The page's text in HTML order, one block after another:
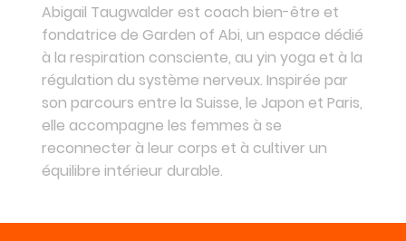
Abigail Taugwalder est coach bien-être et
fondatrice de Garden of Abi, un espace dédié
à la respiration consciente, au yin yoga et à la
régulation du système nerveux. Inspirée par
son parcours entre la Suisse, le Japon et Paris,
elle accompagne les femmes à se
reconnecter à leur corps et à cultiver un
équilibre intérieur durable.